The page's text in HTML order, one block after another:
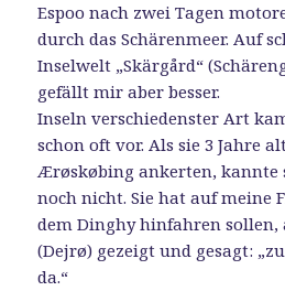
Espoo nach zwei Tagen
durch das Schärenmeer. Auf
Inselwelt „Skärgård“
gefällt mir aber besser.
Inseln verschiedenster Art
schon oft vor. Als sie 3 Jahre
Ærøskøbing ankerten, kannte
noch nicht. Sie hat auf meine
dem Dinghy hinfahren sollen,
(Dejrø) gezeigt und gesagt:
da.“